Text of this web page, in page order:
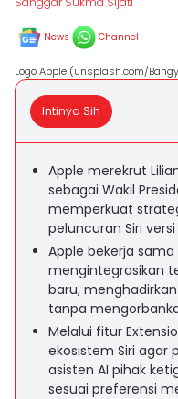
News Channel
Logo Apple (unsplash.com/
Intinya Sih
Apple merekrut
sebagai Wakil
memperkuat
peluncuran Siri
Apple bekerja
mengintegrasikan
baru,
tanpa
Melalui fitur
ekosistem Siri agar
asisten AI pihak
sesuai preferensi